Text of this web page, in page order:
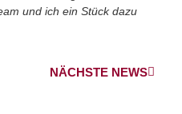
und ich ein Stück dazu
NÄCHSTE NEWS